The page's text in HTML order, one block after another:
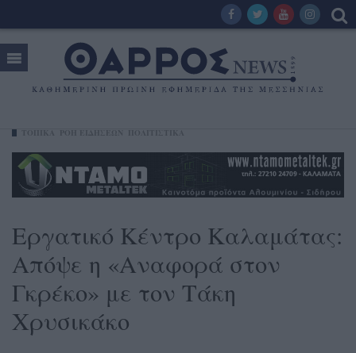
Εργατικό Κέντρο Καλαμάτας:
Απόψε η «Αναφορά στον
Γκρέκο» με τον Τάκη
Χρυσικάκο